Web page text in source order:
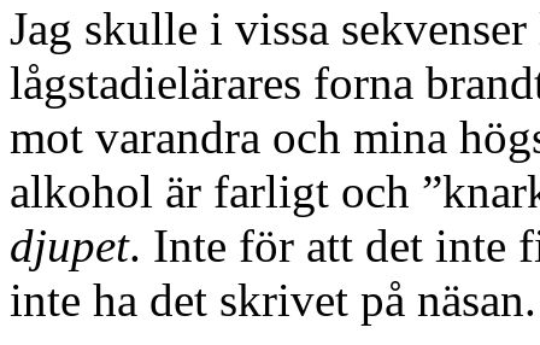
Jag skulle i vissa
lågstadielärares forna
mot varandra och mina
alkohol är farligt och
djupet. Inte för att det inte
inte ha det skrivet på näsan.